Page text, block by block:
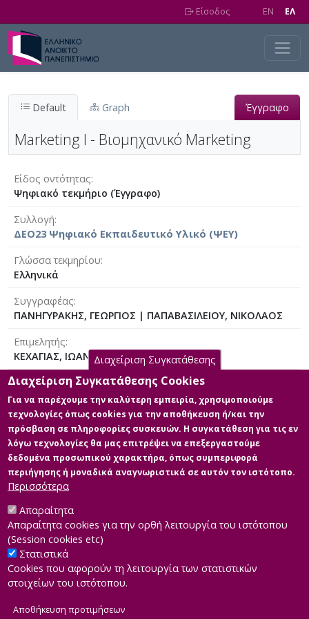
Είσοδος EN EΛ
Default Graph Έγγραφο
Marketing I - Βιομηχανικό Marketing
Είδος οντότητας
Ψηφιακό τεκμήριο (Έγγραφο)
Συλλογή
ΔΕΟ23 Ψηφιακό Εκπαιδευτικό Υλικό (ΨΕΥ)
Γλώσσα τεκμηρίου
Ελληνικά
Συγγραφέας
ΠΑΝΗΓΥΡΑΚΗΣ, ΓΕΩΡΓΙΟΣ | ΠΑΠΑΒΑΣΙΛΕΙΟΥ, ΝΙΚΟΛΑΟΣ
Επιμελητής
ΚΕΧΑΓΙΑΣ, ΙΩΑΝΝΗΣ
Δημιουργός
ΑΓΙΟΜΥΡΓΙΑΝΑΚΗΣ, ΓΙΩΡΓΟΣ (ΑΝΑΠΛΗΡΩΤΗΣ ΚΑΘΗΓΗΤΗΣ
ΕΛΛΗΝΙΚΟΥ ΑΝΟΙΚΤΟΥ ΠΑΝΕΠΙΣΤΗΜΙΟΥ)
Επιβλέπων
ΚΕΧΑΓΙΑΣ, ΙΩΑΝΝΗΣ
Διαθέσιμα ψηφιακά αρχεία
Διαχείριση Συγκατάθεσης
Διαχείριση Συγκατάθεσης Cookies
Για να παρέχουμε την καλύτερη εμπειρία, χρησιμοποιούμε
τεχνολογίες όπως cookies για την αποθήκευση ή/και την
πρόσβαση σε πληροφορίες συσκευών. Η συγκατάθεση για τις εν
λόγω τεχνολογίες θα μας επιτρέψει να επεξεργαστούμε
δεδομένα προσωπικού χαρακτήρα, όπως συμπεριφορά
περιήγησης ή μοναδικά αναγνωριστικά σε αυτόν τον ιστότοπο.
Περισσότερα
Απαραίτητα
Απαραίτητα cookies για την ορθή λειτουργία του ιστότοπου
(Session cookies etc)
Στατιστικά
Cookies που αφορούν τη λειτουργία των στατιστικών
στοιχείων του ιστότοπου.
Αποθήκευση προτιμήσεων